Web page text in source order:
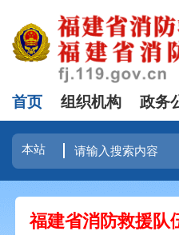
首页 组织机构 政务
福建省消防救援队